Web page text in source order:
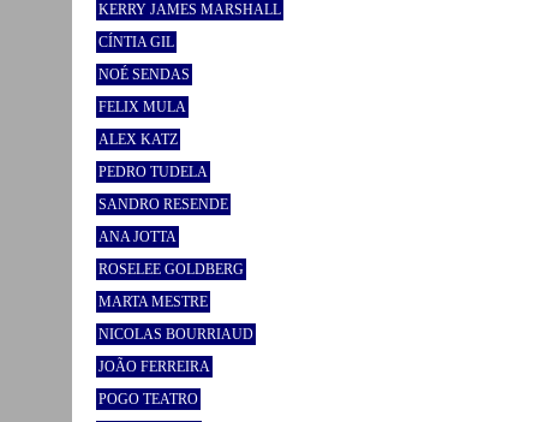
KERRY JAMES MARSHALL
CÍNTIA GIL
NOÉ SENDAS
FELIX MULA
ALEX KATZ
PEDRO TUDELA
SANDRO RESENDE
ANA JOTTA
ROSELEE GOLDBERG
MARTA MESTRE
NICOLAS BOURRIAUD
JOÃO FERREIRA
POGO TEATRO